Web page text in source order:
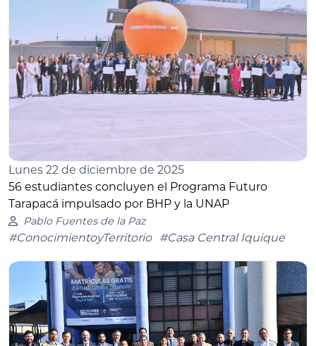
Lunes 22 de diciembre de 2025
56 estudiantes concluyen el Programa Futuro
Tarapacá impulsado por BHP y la UNAP
Pablo Fuentes de la Paz
#ConocimientoyTerritorio #Casa Central Iquique